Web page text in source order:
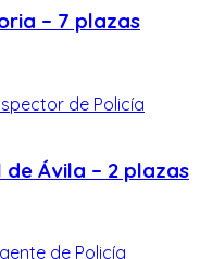
– 7 plazas
Ávila – 2 plazas